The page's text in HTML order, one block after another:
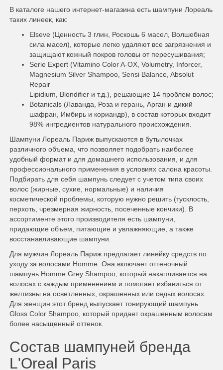
В каталоге нашего интернет-магазина есть шампуни Лореаль
таких линеек, как:
Elseve (Ценность 3 глин, Роскошь 6 масел, Волшебная
сила масел), которые легко удаляют все загрязнения и
защищают кожный покров головы от пересушивания;
Serie Expert (Vitamino Color A-OX, Volumetry, Inforcer,
Magnesium Silver Shampoo, Sensi Balance, Absolut
Repair
Lipidium, Blondifier и т.д.), решающие 14 проблем волос;
Botanicals (Лаванда, Роза и герань, Арган и дикий
шафран, Имбирь и кориандр), в состав которых входит
98% ингредиентов натурального происхождения.
Шампуни Лореаль Париж выпускаются в бутылочках
различного объема, что позволяет подобрать наиболее
удобный формат и для домашнего использования, и для
профессионального применения в условиях салона красоты.
Подбирать для себя шампунь следует с учетом типа своих
волос (жирные, сухие, нормальные) и наличия
косметической проблемы, которую нужно решить (тусклость,
перхоть, чрезмерная жирность, посеченные кончики). В
ассортименте этого производителя есть шампуни,
придающие объем, питающие и увлажняющие, а также
восстанавливающие шампуни.
Для мужчин Лореаль Париж предлагает линейку средств по
уходу за волосами Homme. Она включает оттеночный
шампунь Homme Grey Shampoo, который накапливается на
волосах с каждым применением и помогает избавиться от
желтизны на осветленных, окрашенных или седых волосах.
Для женщин этот бренд выпускает тонирующий шампунь
Gloss Color Shampoo, который придает окрашенным волосам
более насыщенный оттенок.
Состав шампуней бренда
L'Oreal Paris